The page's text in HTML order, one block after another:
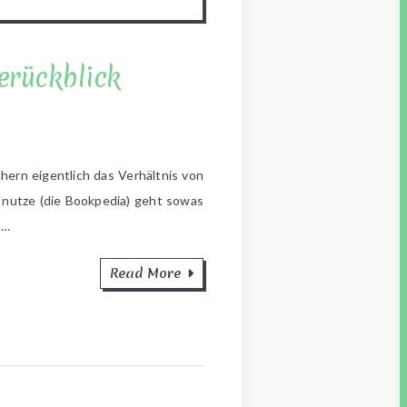
eigentlich das Verhältnis von
(die Bookpedia) geht sowas
Read More